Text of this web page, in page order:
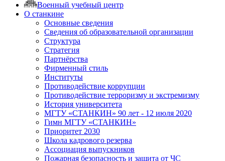
Военный учебный центр
О станкине
Основные сведения
Сведения об образовательной организации
Структура
Стратегия
Партнёрства
Фирменный стиль
Институты
Противодействие коррупции
Противодействие терроризму и экстремизму
История университета
МГТУ «СТАНКИН» 90 лет - 12 июля 2020
Гимн МГТУ «СТАНКИН»
Приоритет 2030
Школа кадрового резерва
Ассоциация выпускников
Пожарная безопасность и защита от ЧС